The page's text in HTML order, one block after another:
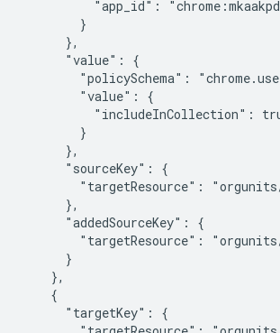
"app_id":
        }
      },
      "value": {
"policySchema":
        "value": {
"includeInCollection":
        }
      },
      "sourceKey": {
"targetResource":
      },
      "addedSourceKey": {
"targetResource":
      }
    },
    {
      "targetKey": {